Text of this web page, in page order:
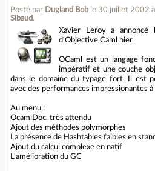
Posté par Dugland Bob le 30 juillet 2002
Sibaud.
Xavier Leroy a
d'Objective Caml hier.
OCaml est un langage
impératif et une couche
dans le domaine du typage fort. Il est
avec des performances impressionantes
Au menu :
OcamlDoc, très attendu
Ajout des méthodes polymorphes
La présence de Hashtables faibles en
Ajout du calcul complexe en natif
L'amélioration du GC